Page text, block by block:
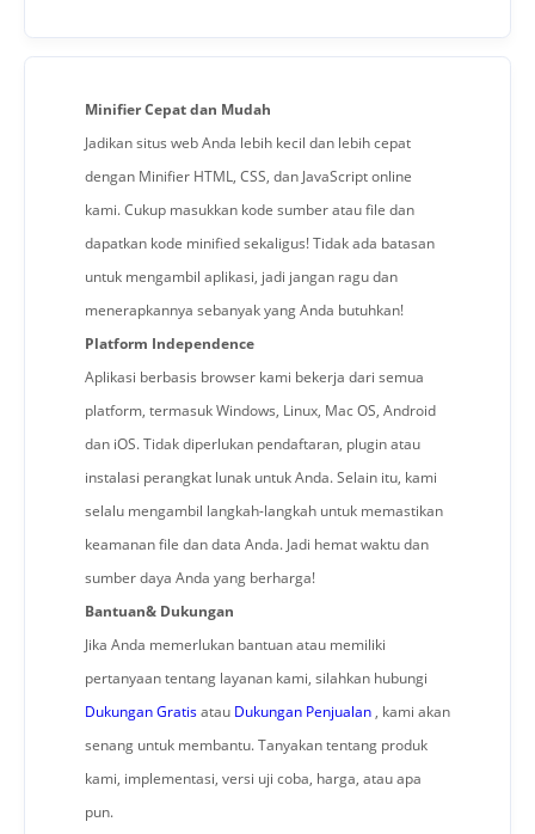
Minifier Cepat dan Mudah
Jadikan situs web Anda lebih kecil dan lebih cepat
dengan Minifier HTML, CSS, dan JavaScript online
kami. Cukup masukkan kode sumber atau file dan
dapatkan kode minified sekaligus! Tidak ada batasan
untuk mengambil aplikasi, jadi jangan ragu dan
menerapkannya sebanyak yang Anda butuhkan!
Platform Independence
Aplikasi berbasis browser kami bekerja dari semua
platform, termasuk Windows, Linux, Mac OS, Android
dan iOS. Tidak diperlukan pendaftaran, plugin atau
instalasi perangkat lunak untuk Anda. Selain itu, kami
selalu mengambil langkah-langkah untuk memastikan
keamanan file dan data Anda. Jadi hemat waktu dan
sumber daya Anda yang berharga!
Bantuan& Dukungan
Jika Anda memerlukan bantuan atau memiliki
pertanyaan tentang layanan kami, silahkan hubungi
Dukungan Gratisatau Dukungan Penjualan , kami akan
senang untuk membantu. Tanyakan tentang produk
kami, implementasi, versi uji coba, harga, atau apa
pun.